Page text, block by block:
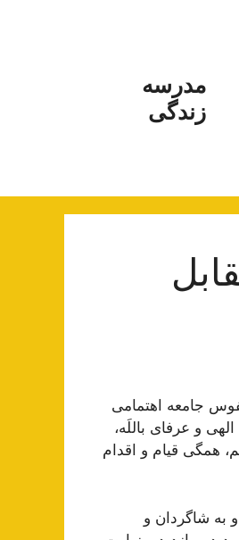
مدرسه
زندگی
جامعه اهتمامی
و عرفای باللَه،
همگی قیام و اقدام
به شاگردان و